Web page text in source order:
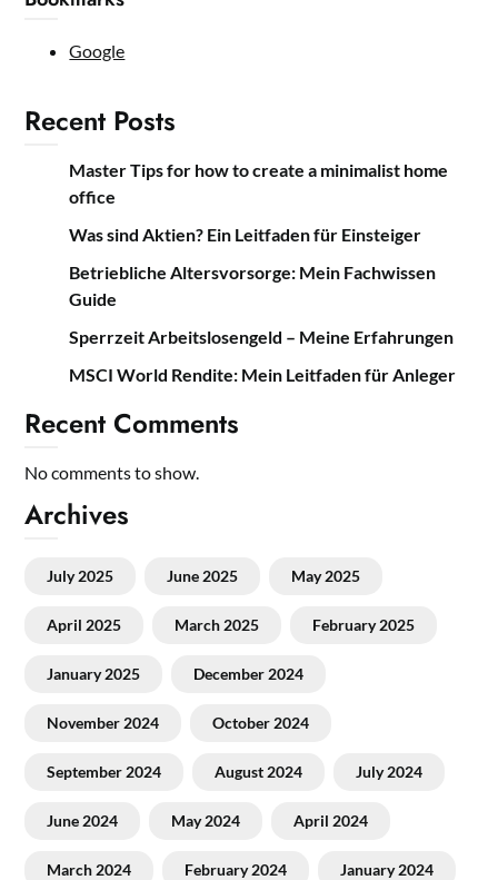
Google
Recent Posts
Master Tips for how to create a minimalist home
office
Was sind Aktien? Ein Leitfaden für Einsteiger
Betriebliche Altersvorsorge: Mein Fachwissen
Guide
Sperrzeit Arbeitslosengeld – Meine Erfahrungen
MSCI World Rendite: Mein Leitfaden für Anleger
Recent Comments
No comments to show.
Archives
July 2025 June 2025 May 2025
April 2025 March 2025 February 2025
January 2025 December 2024
November 2024 October 2024
September 2024 August 2024 July 2024
June 2024 May 2024 April 2024
March 2024 February 2024 January 2024